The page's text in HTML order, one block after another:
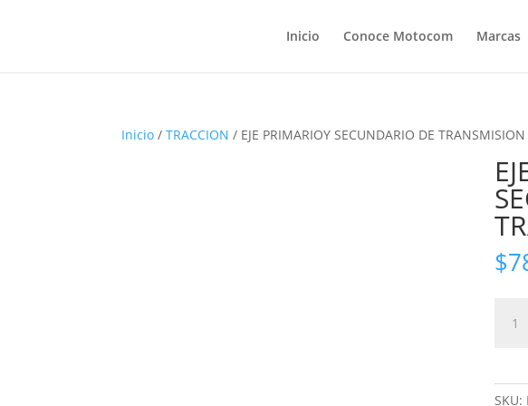
Inicio Conoce Motocom Marcas
Inicio /TRACCION / EJE PRIMARIOY SECUNDARIO DE TRANSMISION
$
SKU: